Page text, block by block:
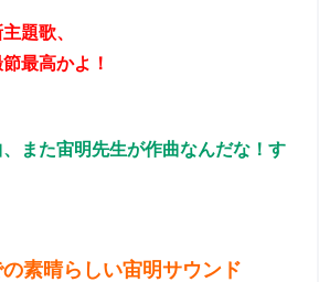
題歌、
最高かよ！
また宙明先生が作曲なんだな！す
素晴らしい宙明サウンド